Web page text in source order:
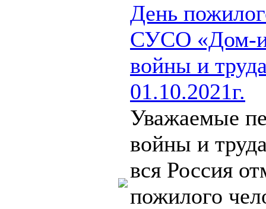
День
СУСО «Дом-
войны и
01.10.2021г.
Уважаемые
войны и
вся Россия
пожилого